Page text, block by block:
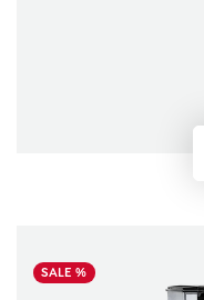
SALE %